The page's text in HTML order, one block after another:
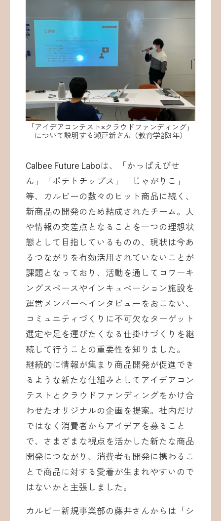
「アイデアコンテスト×クラウドファンディング」
について説明する瀬戸新さん（教育学部3年）
Calbee Future Laboは、「かっぱえびせ
ん」「ポテトチップス」「じゃがりこ」
等、カルビーの数々のヒット商品に続く、
新商品の開発のため結成されたチーム。人
や情報の交差点となることを一つの理想状
態として目指しているものの、現状は今あ
るつながりを有効活用されていないことが
課題となっており、活動を通してコワーキ
ングスペースやインキュベーション施設を
運営メンバーへインタビューをおこない、
コミュニティづくりに不可欠なターゲット
選定や足を運びたくなる仕掛けづくりを継
続して行うことの重要性を知りました。
継続的に情報が集まり商品開発が促進でき
るような新たな仕組みとしてアイデアコン
テストとクラウドファンディングをかけ合
わせたオリジナルの企画を提案。社内だけ
ではなく消費者からアイデアを募ること
で、さまざまな視点を活かした新たな商品
開発につながり、消費者も開発に携わるこ
とで商品に対する愛着が生まれやすいので
はないかと主張しました。
カルビー新規事業部の藤井さんからは「シ